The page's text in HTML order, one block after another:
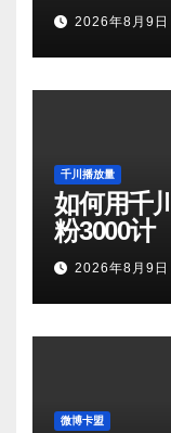
2026年8月9日
千川播放量
如何用千
粉3000计
2026年8月9日
微博卡盟